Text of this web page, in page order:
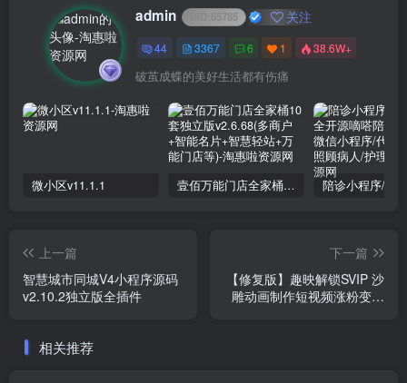
admin 65785 关注
44 3367 6 1 38.6W+
破茧成蝶的美好生活都有伤痛
微小区v11.1.1 壹佰万能门店全家桶10套独立版v2.6.68(​多商户+智能名片+智慧轻站+万能门店等)
上一篇
智慧城市同城V4小程序源码
v2.10.2独立版全插件
下一篇
【修复版】趣映解锁SVIP 沙
雕动画制作短视频涨粉变现
相关推荐